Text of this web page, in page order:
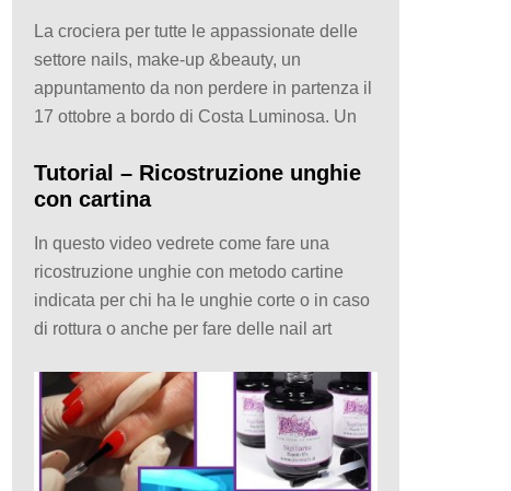
La crociera per tutte le appassionate delle
settore nails, make-up &beauty, un
appuntamento da non perdere in partenza il
17 ottobre a bordo di Costa Luminosa. Un
Tutorial – Ricostruzione unghie
con cartina
In questo video vedrete come fare una
ricostruzione unghie con metodo cartine
indicata per chi ha le unghie corte o in caso
di rottura o anche per fare delle nail art